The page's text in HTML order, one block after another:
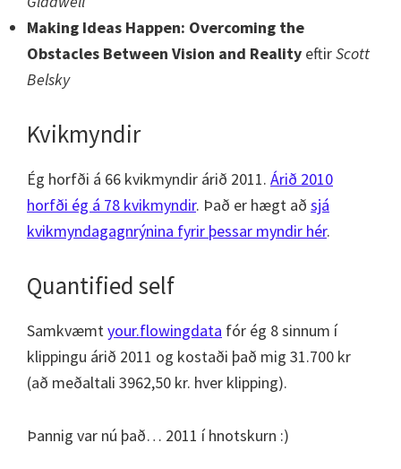
Making Ideas Happen: Overcoming the
Obstacles Between Vision and Reality eftirScott
Belsky
Kvikmyndir
Ég horfði á 66 kvikmyndir árið 2011. Árið 2010
horfði ég á 78 kvikmyndir. Það er hægt að sjá
kvikmyndagagnrýnina fyrir þessar myndir hér.
Quantified self
Samkvæmtyour.flowingdata fór ég 8 sinnum í
klippingu árið 2011 og kostaði það mig 31.700 kr
(að meðaltali 3962,50 kr. hver klipping).
Þannig var nú það… 2011 í hnotskurn :)